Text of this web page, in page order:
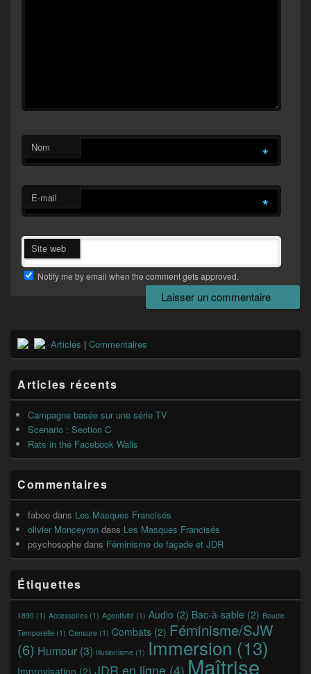
Nom *
E-mail *
Site web
Notify me by email when the comment gets approved.
Zone
principale
de
pour
la
barre
latérale
Articles | Commentaires
Articles récents
Campagne basée sur une série TV
Scenario : Section C
Rats in the Facebook Walls
Commentaires
faboo dans Les Masques Francisés
olivier Monceyron dans Les Masques Francisés
psychosophe dans Féminisme de façade et JDR
Étiquettes
1890 (1) Accessoires (1) Agentivité (1) Audio (2) Bac-à-sable (2) Boucle
Temporelle (1) Censure (1) Combats (2) Féminisme/SJW
(6) Humour (3) Illusionisme (1) Immersion (13)
Improvisation (2) JDR en ligne (4) Maîtrise